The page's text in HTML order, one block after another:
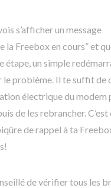
s’afficher un message
la Freebox en cours” et
étape, un simple
le problème. Il te suffit de
électrique du modem
de les rebrancher.
de rappel à ta
de vérifier tous les